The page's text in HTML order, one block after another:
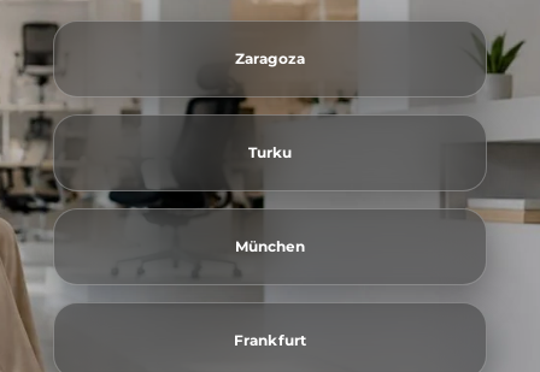
Zaragoza
Turku
München
Frankfurt